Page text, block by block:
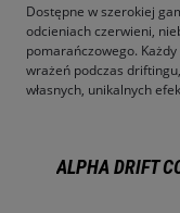
Dostępne w szerokiej
odcieniach czerwieni,
pomarańczowego.
wrażeń podczas
własnych, unikalnych
ALPHA DRIFT